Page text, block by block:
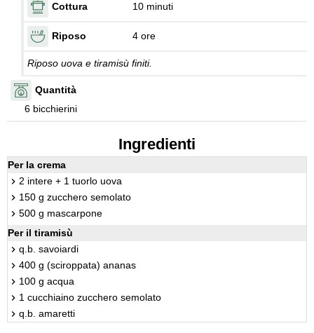
Cottura 10 minuti
Riposo 4 ore
Riposo uova e tiramisù finiti.
Quantità
6 bicchierini
Ingredienti
Per la crema
2 intere + 1 tuorlo uova
150 g zucchero semolato
500 g mascarpone
Per il tiramisù
q.b. savoiardi
400 g (sciroppata) ananas
100 g acqua
1 cucchiaino zucchero semolato
q.b. amaretti